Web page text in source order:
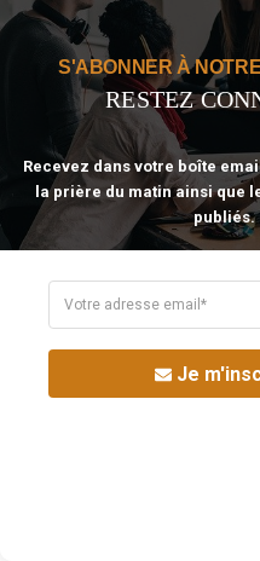
Célibataire, que
À LA RECHERCHE D’UN
S'ABONNER À
RESTEZ
Recevez dans votre boîte
la prière du matin ainsi que
publiés.
Je